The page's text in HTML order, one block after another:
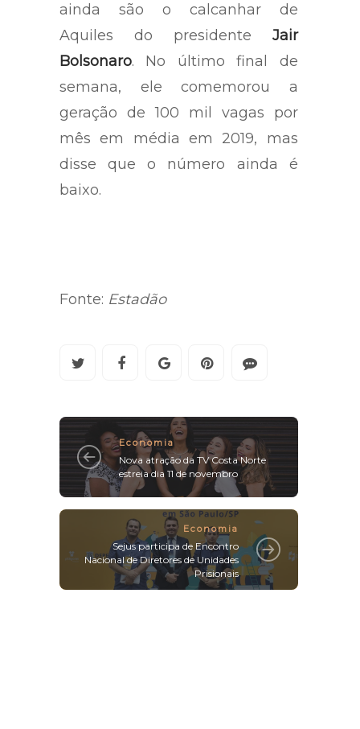
ainda são o calcanhar de
Aquiles do presidente Jair
Bolsonaro. No último final de
semana, ele comemorou a
geração de 100 mil vagas por
mês em média em 2019, mas
disse que o número ainda é
baixo.
Fonte: Estadão
Economia
Nova atração da TV Costa Norte
estreia dia 11 de novembro
Economia
Sejus participa de Encontro
Nacional de Diretores de Unidades
Prisionais